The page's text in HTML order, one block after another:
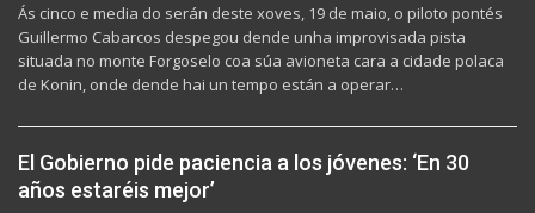
Ás cinco e media do serán deste xoves, 19 de maio, o piloto pontés
Guillermo Cabarcos despegou dende unha improvisada pista
situada no monte Forgoselo coa súa avioneta cara a cidade polaca
de Konin, onde dende hai un tempo están a operar…
El Gobierno pide paciencia a los jóvenes: ‘En 30
años estaréis mejor’